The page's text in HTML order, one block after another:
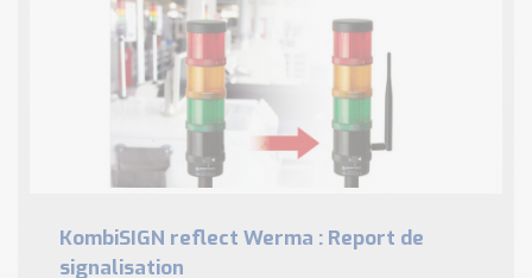
KombiSIGN reflect Werma : Report de
signalisation